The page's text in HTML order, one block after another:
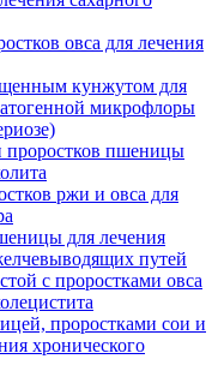
овса для лечения
кунжутом для
микрофлоры
проростков пшеницы
ржи и овса для
для лечения
путей
с проростками овса
проростками сои и
хронического